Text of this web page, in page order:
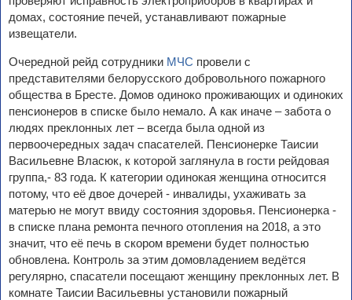
домах, состояние печей, устанавливают пожарные
извещатели.
Очередной рейд сотрудники МЧС провели с
представителями белорусского добровольного пожарного
общества в Бресте. Домов одиноко проживающих и одиноких
пенсионеров в списке было немало. А как иначе – забота о
людях преклонных лет – всегда была одной из
первоочередных задач спасателей. Пенсионерке Таисии
Васильевне Власюк, к которой заглянула в гости рейдовая
группа,- 83 года. К категории одинокая женщина относится
потому, что её двое дочерей - инвалиды, ухаживать за
матерью не могут ввиду состояния здоровья. Пенсионерка -
в списке плана ремонта печного отопления на 2018, а это
значит, что её печь в скором времени будет полностью
обновлена. Контроль за этим домовладением ведётся
регулярно, спасатели посещают женщину преклонных лет. В
комнате Таисии Васильевны установили пожарный